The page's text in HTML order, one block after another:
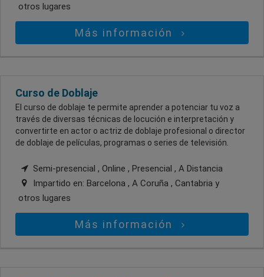
otros lugares
Más información
Curso de Doblaje
El curso de doblaje te permite aprender a potenciar tu voz a
través de diversas técnicas de locución e interpretación y
convertirte en actor o actriz de doblaje profesional o director
de doblaje de películas, programas o series de televisión.
Semi-presencial , Online , Presencial , A Distancia
Impartido en: Barcelona , A Coruña , Cantabria y
otros lugares
Más información